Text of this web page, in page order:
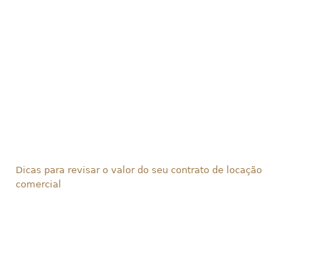
Dicas para revisar o valor do seu contrato de locação
comercial